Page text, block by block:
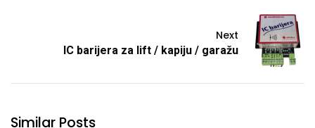
Next
IC barijera za lift / kapiju / garažu
Similar Posts